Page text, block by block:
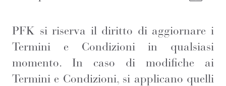
PFK si riserva il diritto di aggiornare i
Termini e Condizioni in qualsiasi
momento. In caso di modifiche ai
Termini e Condizioni, si applicano quelli